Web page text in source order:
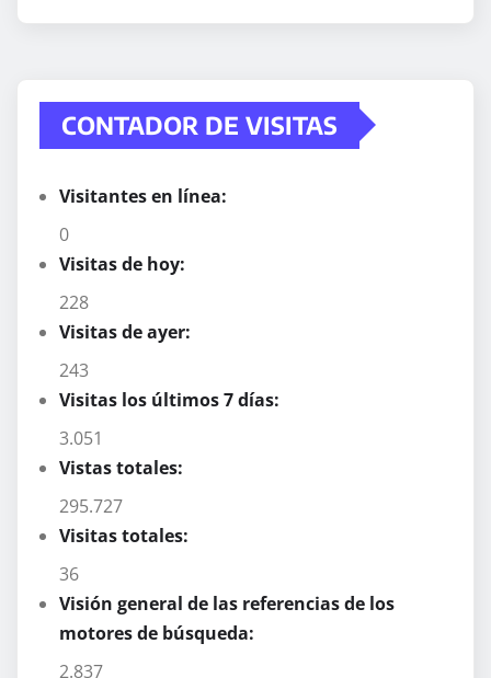
CONTADOR DE VISITAS
Visitantes en línea:
0
Visitas de hoy:
228
Visitas de ayer:
243
Visitas los últimos 7 días:
3.051
Vistas totales:
295.727
Visitas totales:
36
Visión general de las referencias de los
motores de búsqueda:
2.837